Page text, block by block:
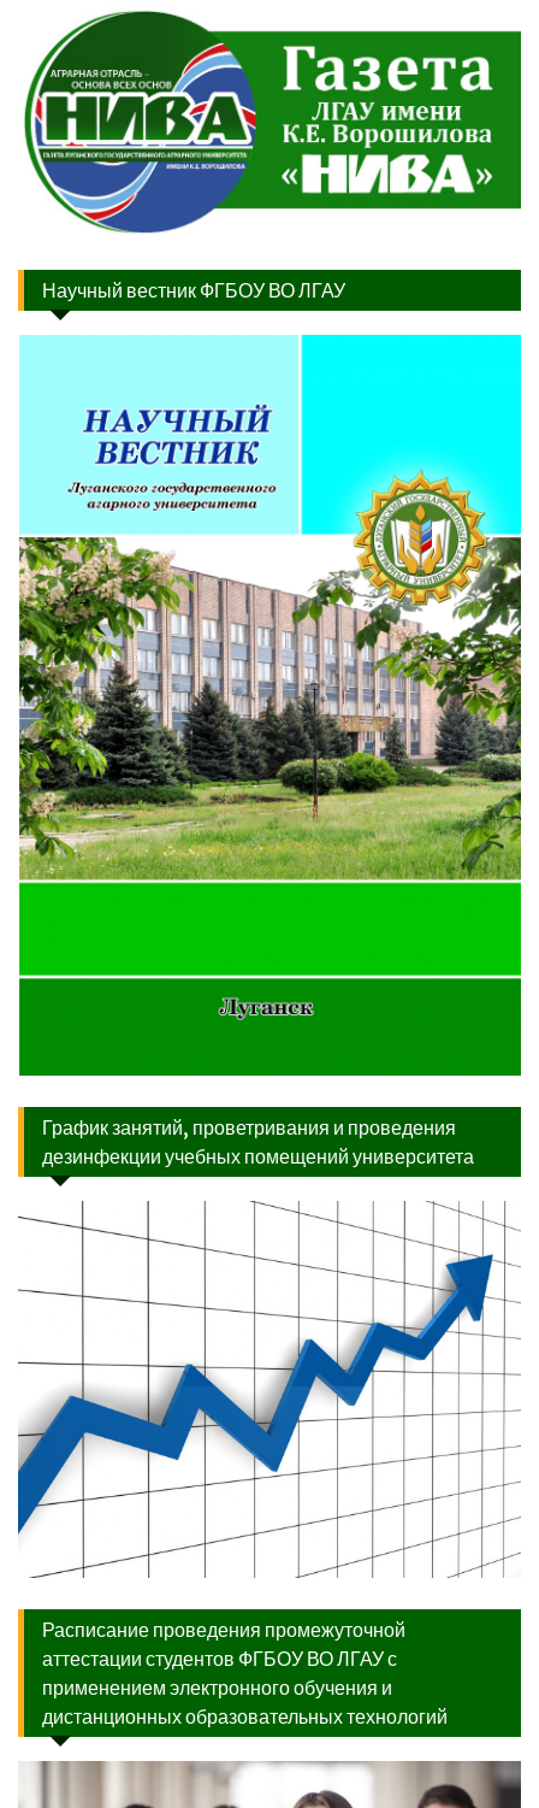
Научный вестник ФГБОУ ВО ЛГАУ
График занятий, проветривания и проведения
дезинфекции учебных помещений университета
Расписание проведения промежуточной
аттестации студентов ФГБОУ ВО ЛГАУ с
применением электронного обучения и
дистанционных образовательных технологий